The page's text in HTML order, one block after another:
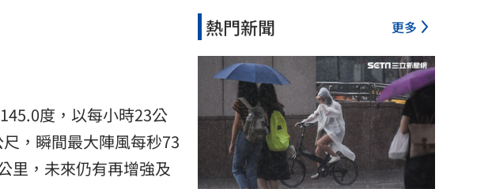
度，以每小時23公
，瞬間最大陣風每秒73
里，未來仍有再增強及
熱門新聞 更多